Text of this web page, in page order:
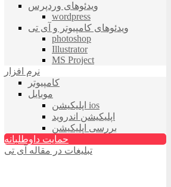
ویدئوهای وردپرس
wordpress
ویدئوهای کامپیوتر و آی تی
photoshop
Illustrator
MS Project
نرم افزار
کامپیوتر
موبایل
اپلیکیشن ios
اپلیکیشن اندروید
بررسی اپلیکیشن
حمایت داوطلبانه
تبلیغات در مقاله آی تی